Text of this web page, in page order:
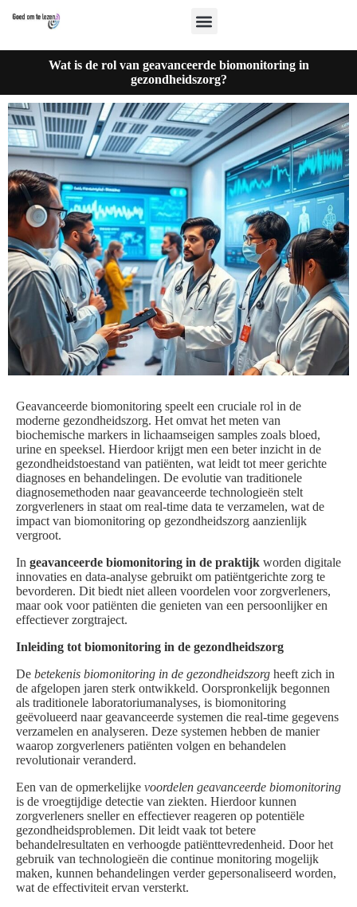
Wat is de rol van geavanceerde biomonitoring in
gezondheidszorg?
Geavanceerde biomonitoring speelt een cruciale rol in de
moderne gezondheidszorg. Het omvat het meten van
biochemische markers in lichaamseigen samples zoals bloed,
urine en speeksel. Hierdoor krijgt men een beter inzicht in de
gezondheidstoestand van patiënten, wat leidt tot meer gerichte
diagnoses en behandelingen. De evolutie van traditionele
diagnosemethoden naar geavanceerde technologieën stelt
zorgverleners in staat om real-time data te verzamelen, wat de
impact van biomonitoring op gezondheidszorg aanzienlijk
vergroot.
In geavanceerde biomonitoring in de praktijk worden digitale
innovaties en data-analyse gebruikt om patiëntgerichte zorg te
bevorderen. Dit biedt niet alleen voordelen voor zorgverleners,
maar ook voor patiënten die genieten van een persoonlijker en
effectiever zorgtraject.
Inleiding tot biomonitoring in de gezondheidszorg
De betekenis biomonitoring in de gezondheidszorg heeft zich in
de afgelopen jaren sterk ontwikkeld. Oorspronkelijk begonnen
als traditionele laboratoriumanalyses, is biomonitoring
geëvolueerd naar geavanceerde systemen die real-time gegevens
verzamelen en analyseren. Deze systemen hebben de manier
waarop zorgverleners patiënten volgen en behandelen
revolutionair veranderd.
Een van de opmerkelijke voordelen geavanceerde biomonitoring
is de vroegtijdige detectie van ziekten. Hierdoor kunnen
zorgverleners sneller en effectiever reageren op potentiële
gezondheidsproblemen. Dit leidt vaak tot betere
behandelresultaten en verhoogde patiënttevredenheid. Door het
gebruik van technologieën die continue monitoring mogelijk
maken, kunnen behandelingen verder gepersonaliseerd worden,
wat de effectiviteit ervan versterkt.